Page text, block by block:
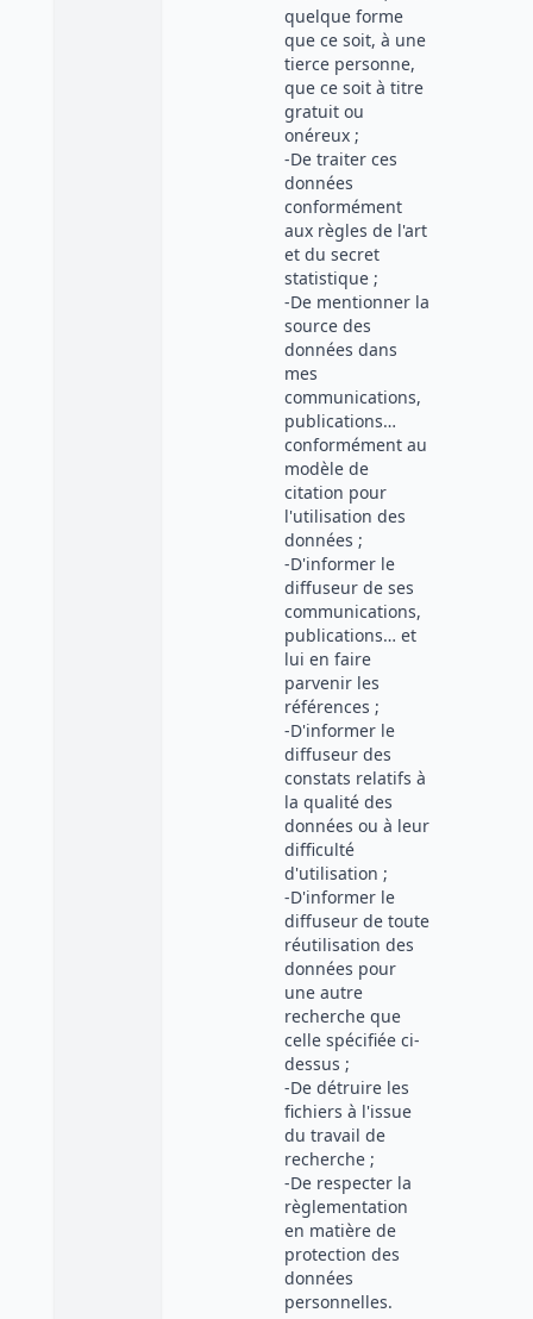
quelque forme
que ce soit, à une
tierce personne,
que ce soit à titre
gratuit ou
onéreux ;
-De traiter ces
données
conformément
aux règles de l'art
et du secret
statistique ;
-De mentionner la
source des
données dans
mes
communications,
publications…
conformément au
modèle de
citation pour
l'utilisation des
données ;
-D'informer le
diffuseur de ses
communications,
publications… et
lui en faire
parvenir les
références ;
-D'informer le
diffuseur des
constats relatifs à
la qualité des
données ou à leur
difficulté
d'utilisation ;
-D'informer le
diffuseur de toute
réutilisation des
données pour
une autre
recherche que
celle spécifiée ci-
dessus ;
-De détruire les
fichiers à l'issue
du travail de
recherche ;
-De respecter la
règlementation
en matière de
protection des
données
personnelles.